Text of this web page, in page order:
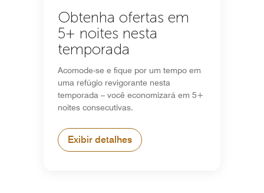
Obtenha ofertas em
5+ noites nesta
temporada
Acomode-se e fique por um tempo em
uma refúgio revigorante nesta
temporada – você economizará em 5+
noites consecutivas.
Exibir detalhes